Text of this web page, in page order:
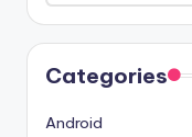
Categories
Android